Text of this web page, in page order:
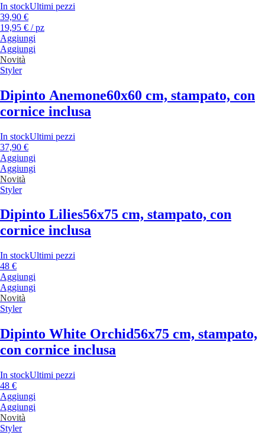
In stockUltimi pezzi
39,90 €
19,95 € / pz
Aggiungi
Aggiungi
Novità
Styler
Dipinto Anemone60x60 cm, stampato, con
cornice inclusa
In stockUltimi pezzi
37,90 €
Aggiungi
Aggiungi
Novità
Styler
Dipinto Lilies56x75 cm, stampato, con
cornice inclusa
In stockUltimi pezzi
48 €
Aggiungi
Aggiungi
Novità
Styler
Dipinto White Orchid56x75 cm, stampato,
con cornice inclusa
In stockUltimi pezzi
48 €
Aggiungi
Aggiungi
Novità
Styler